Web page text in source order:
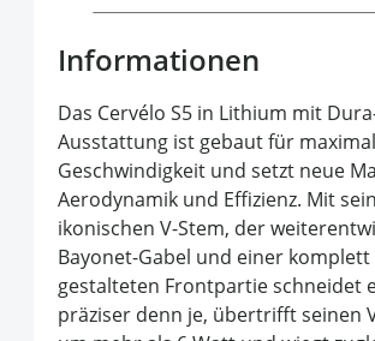
Informationen
Das Cervélo S5 in Lithium mit
Ausstattung ist gebaut für
Geschwindigkeit und setzt neue
Aerodynamik und Effizienz. Mit
ikonischen V-Stem, der
Bayonet-Gabel und einer komplett
gestalteten Frontpartie schneidet
präziser denn je, übertrifft seinen